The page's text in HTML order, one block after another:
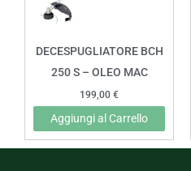
DECESPUGLIATORE BCH
250 S – OLEO MAC
199,00 €
Aggiungi al Carrello